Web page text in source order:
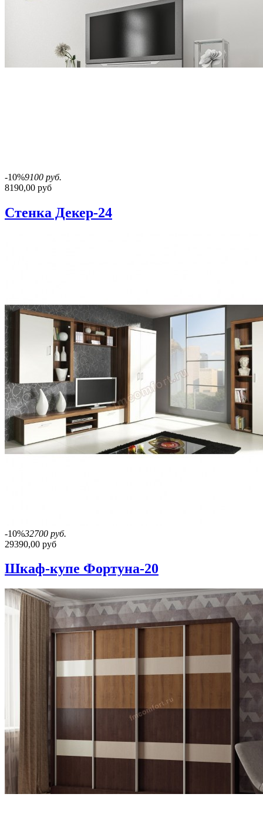
-10%9100 руб.
8190,00 руб
Стенка Декер-24
-10%32700 руб.
29390,00 руб
Шкаф-купе Фортуна-20